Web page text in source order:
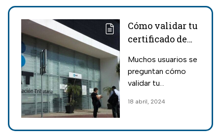
Cómo validar tu
certificado de
vigente gratis y
en línea
Muchos usuarios se
preguntan cómo
validar tu
e.firma no vigente;
necesario seguir
18 abril, 2024